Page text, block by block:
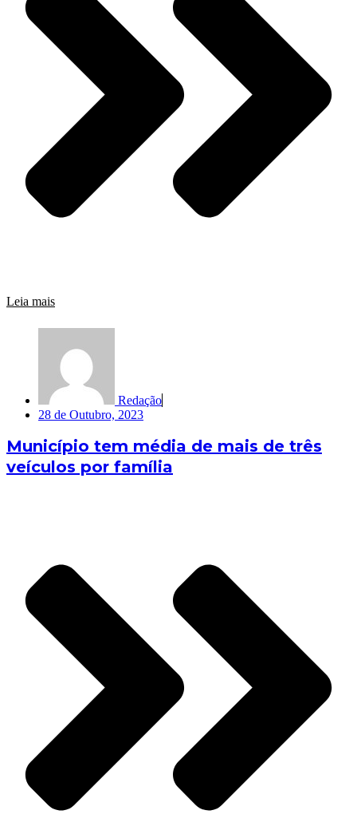
Leia mais
Redação
28 de Outubro, 2023
Município tem média de mais de três
veículos por família